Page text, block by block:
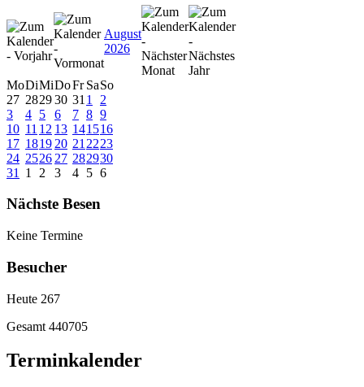
August
2026
MoDiMiDoFr SaSo
27 282930 31 1
2
3
4 5 6 7 8 9
10 11 12 13 141516
17 1819 20 21 2223
24 2526 27 282930
31
1 2 3 4 5 6
Nächste Besen
Keine Termine
Besucher
Heute 267
Gesamt 440705
Terminkalender